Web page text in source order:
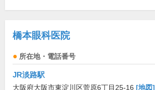
橋本眼科医院
所在地・電話番号
JR淡路駅
大阪府大阪市東淀川区菅原6丁目25-16 [地図]